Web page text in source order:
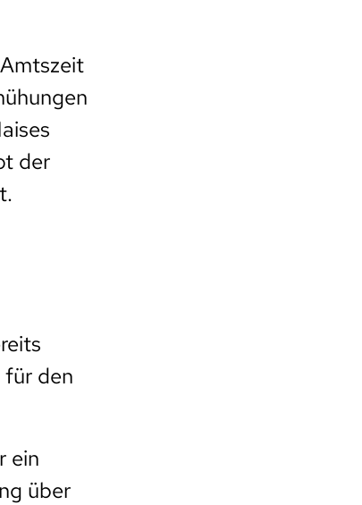
der
für den
ein
über